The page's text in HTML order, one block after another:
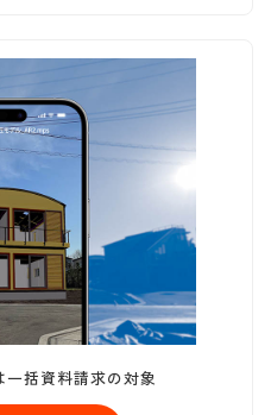
一括資料請求の対象